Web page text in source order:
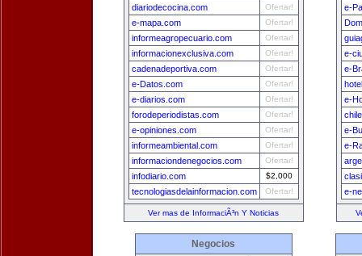
diariodecocina.com Ofertar!
e-mapa.com Ofertar!
informeagropecuario.com Ofertar!
informacionexclusiva.com Ofertar!
cadenadeportiva.com Ofertar!
e-Datos.com Ofertar!
e-diarios.com Ofertar!
forodeperiodistas.com Ofertar!
e-opiniones.com Ofertar!
informeambiental.com Ofertar!
informaciondenegocios.com Ofertar!
infodiario.com $2,000
tecnologiasdelainformacion.com Ofertar!
Ver mas de InformaciÃ³n Y Noticias
e-
e-
e-
e-
e-
e-
e-
Negocios